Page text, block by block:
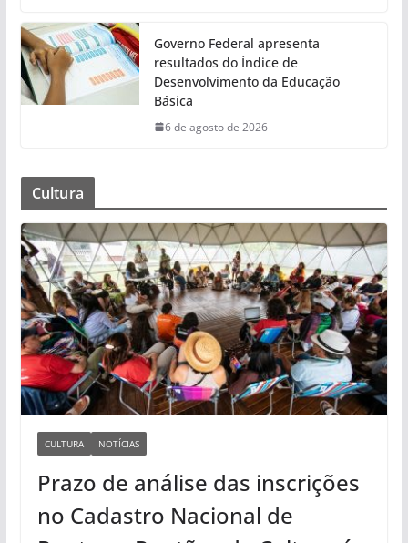
Governo Federal apresenta
resultados do Índice de
Desenvolvimento da Educação
Básica
6 de agosto de 2026
Cultura
CULTURA NOTÍCIAS
Prazo de análise das inscrições
no Cadastro Nacional de